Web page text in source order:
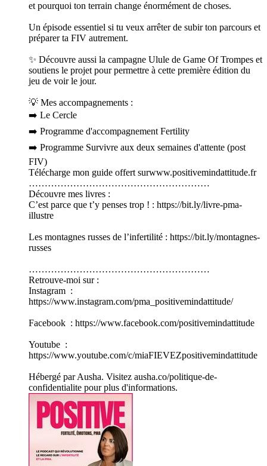
et pourquoi ton terrain change énormément de choses.
Un épisode essentiel si tu veux arrêter de subir ton parcours et
préparer ta FIV autrement.
✨ Découvre aussi la campagne Ulule de Game Of Trompes et
soutiens le projet pour permettre à cette première édition du
jeu de voir le jour.
💡 Mes accompagnements :
➡️ Le Cercle
➡️ Programme d'accompagnement Fertility
➡️ Programme Survivre aux deux semaines d'attente (post
FIV)
Télécharge mon guide offert surwww.positivemindattitude.fr
…………………………………………………
Découvre mes livres :
C’est parce que t’y penses trop ! : https://bit.ly/livre-pma-
illustre
Les montagnes russes de l’infertilité : https://bit.ly/montagnes-
russes
…………………………………………………
Retrouve-moi sur :
Instagram :
https://www.instagram.com/pma_positivemindattitude/
Facebook : https://www.facebook.com/positivemindattitude
Youtube :
https://www.youtube.com/c/miaFIEVEZpositivemindattitude
Hébergé par Ausha. Visitez ausha.co/politique-de-
confidentialite pour plus d'informations.